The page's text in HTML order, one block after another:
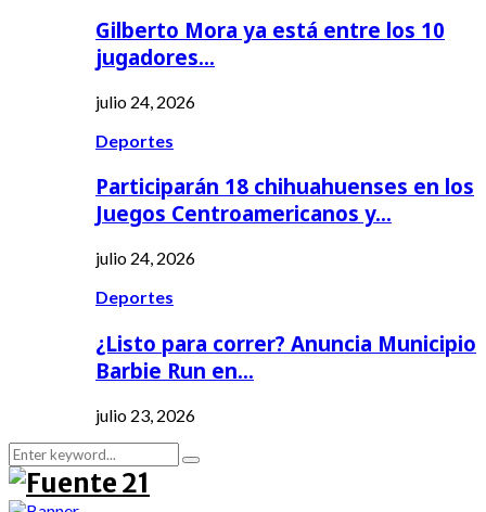
Gilberto Mora ya está entre los 10
jugadores…
julio 24, 2026
Deportes
Participarán 18 chihuahuenses en los
Juegos Centroamericanos y…
julio 24, 2026
Deportes
¿Listo para correr? Anuncia Municipio
Barbie Run en…
julio 23, 2026
Search
for:
Search